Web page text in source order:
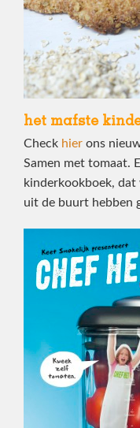
het mafste
Check hier ons
Samen met tomaat.
kinderkookboek, dat
uit de buurt hebben